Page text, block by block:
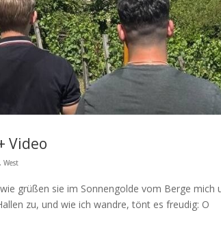
Video
,West
grüßen sie im Sonnengolde vom Berge mich
zu, und wie ich wandre, tönt es freudig: O